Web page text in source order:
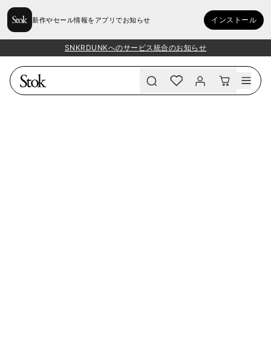
新作やセール情報をアプリでお知らせ インストール
SNKRDUNKへのサービス統合のお知らせ